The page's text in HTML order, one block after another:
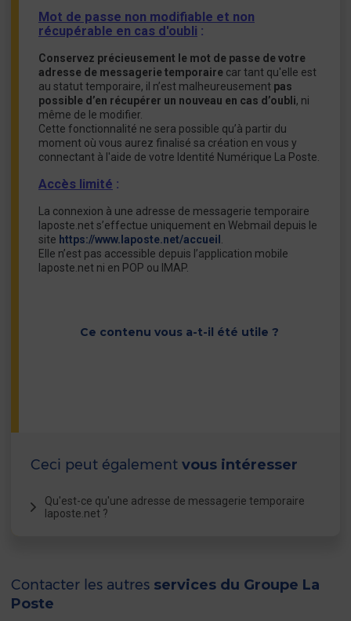
Mot de passe non modifiable et non
récupérable en cas d'oubli :
Conservez précieusement le mot de passe de votre
adresse de messagerie temporaire car tant qu'elle est
au statut temporaire, il n’est malheureusement pas
possible d’en récupérer un nouveau en cas d’oubli, ni
même de le modifier.
Cette fonctionnalité ne sera possible qu’à partir du
moment où vous aurez finalisé sa création en vous y
connectant à l'aide de votre Identité Numérique La Poste.
Accès limité :
La connexion à une adresse de messagerie temporaire
laposte.net s’effectue uniquement en Webmail depuis le
site https://www.laposte.net/accueil
Elle n’est pas accessible depuis l’application mobile
laposte.net ni en POP ou IMAP.
Ce contenu vous a-t-il été utile ?
Ceci peut également vous intéresser
Qu'est-ce qu'une adresse de messagerie temporaire
laposte.net ?
Numérique La Poste, laposte.net vous permet, si
Contacter les autres services du Groupe La
Poste